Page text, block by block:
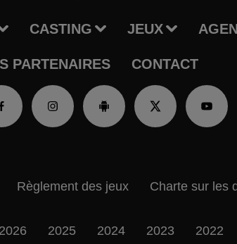
CASTING JEUX
PARTENAIRES CONTACT
Règlement des jeux Charte sur les
2026 2025 2024 2023 2022